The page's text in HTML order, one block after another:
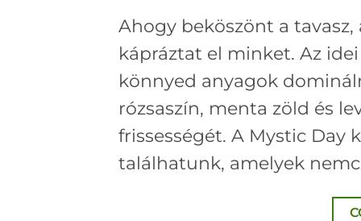
Ahogy beköszönt a
kápráztat el minket. Az
könnyed anyagok
rózsaszín, menta zöld és
frissességét. A Mystic Day
találhatunk, amelyek